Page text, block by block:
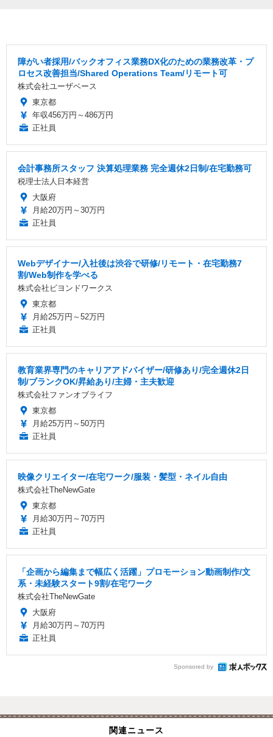
障がい者採用/バックオフィス業務DX化のための業務改革・プ
ロセス改善担当/Shared Operations Team/リモート可
株式会社ユーザベース
東京都
年収456万円～486万円
正社員
会計事務所スタッフ 決算処理業務 完全週休2日制/在宅勤務可
税理士法人日本経営
大阪府
月給20万円～30万円
正社員
Webデザイナー/入社後は渋谷で研修/リモート・在宅勤務7
割/Web制作を学べる
株式会社ビヨンドワークス
東京都
月給25万円～52万円
正社員
教育業界専門のキャリアアドバイザー/研修あり/完全週休2日
制/ブランクOK/昇給あり/主婦・主夫歓迎
株式会社ファンオブライフ
東京都
月給25万円～50万円
正社員
映像クリエイター/在宅ワーク/服装・髪型・ネイル自由
株式会社TheNewGate
東京都
月給30万円～70万円
正社員
「企画から編集まで幅広く活躍」プロモーション動画制作/文
系・未経験スタート9割/在宅ワーク
株式会社TheNewGate
大阪府
月給30万円～70万円
正社員
Sponsored by
関連ニュース